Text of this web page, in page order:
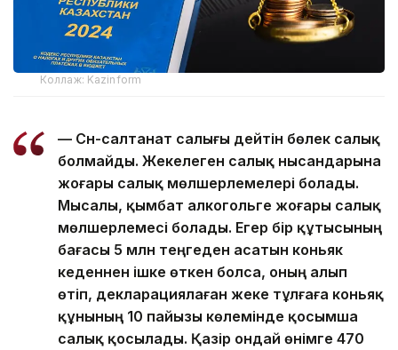
Коллаж: Kazinform
— Сән-салтанат салығы дейтін бөлек салық
болмайды. Жекелеген салық нысандарына
жоғары салық мөлшерлемелері болады.
Мысалы, қымбат алкогольге жоғары салық
мөлшерлемесі болады. Егер бір құтысының
бағасы 5 млн теңгеден асатын коньяк
кеденнен ішке өткен болса, оның алып
өтіп, декларациялаған жеке тұлғаға коньяқ
құнының 10 пайызы көлемінде қосымша
салық қосылады. Қазір ондай өнімге 470